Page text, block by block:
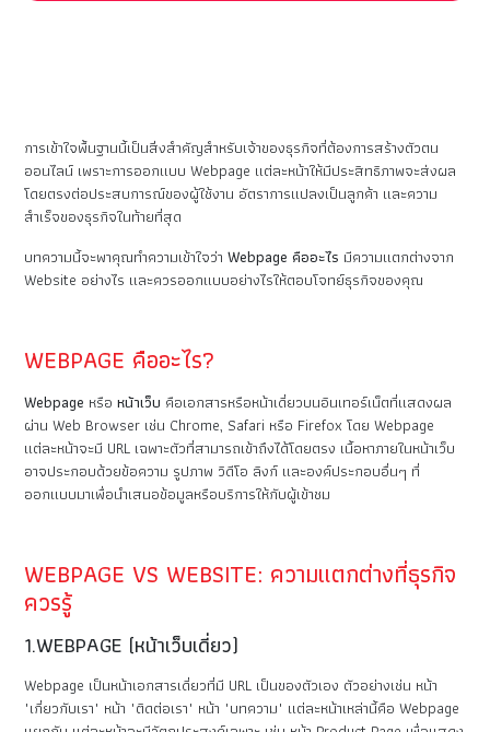
การเข้าใจพื้นฐานนี้เป็นสิ่งสำคัญสำหรับเจ้าของธุรกิจที่ต้องการสร้างตัวตน
ออนไลน์ เพราะการออกแบบ Webpage แต่ละหน้าให้มีประสิทธิภาพจะส่งผล
โดยตรงต่อประสบการณ์ของผู้ใช้งาน อัตราการแปลงเป็นลูกค้า และความ
สำเร็จของธุรกิจในท้ายที่สุด
บทความนี้จะพาคุณทำความเข้าใจว่าWebpage คืออะไร มีความแตกต่างจาก
Website อย่างไร และควรออกแบบอย่างไรให้ตอบโจทย์ธุรกิจของคุณ
WEBPAGE คืออะไร?
Webpage หรือหน้าเว็บ คือเอกสารหรือหน้าเดี่ยวบนอินเทอร์เน็ตที่แสดงผล
ผ่าน Web Browser เช่น Chrome, Safari หรือ Firefox โดย Webpage
แต่ละหน้าจะมี URL เฉพาะตัวที่สามารถเข้าถึงได้โดยตรง เนื้อหาภายในหน้าเว็บ
อาจประกอบด้วยข้อความ รูปภาพ วิดีโอ ลิงก์ และองค์ประกอบอื่นๆ ที่
ออกแบบมาเพื่อนำเสนอข้อมูลหรือบริการให้กับผู้เข้าชม
WEBPAGE VS WEBSITE: ความแตกต่างที่ธุรกิจ
ควรรู้
1.WEBPAGE (หน้าเว็บเดี่ยว)
Webpage เป็นหน้าเอกสารเดี่ยวที่มี URL เป็นของตัวเอง ตัวอย่างเช่น หน้า
"เกี่ยวกับเรา" หน้า "ติดต่อเรา" หน้า "บทความ" แต่ละหน้าเหล่านี้คือ Webpage